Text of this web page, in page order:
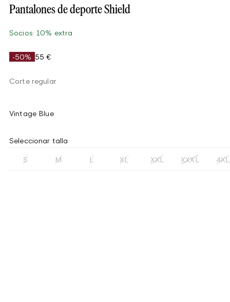
Pantalones de deporte Shield
Socios: 10% extra
-50% 55 €
Corte regular
Vintage Blue
Seleccionar talla
S M L XL XXL XXXL 4XL